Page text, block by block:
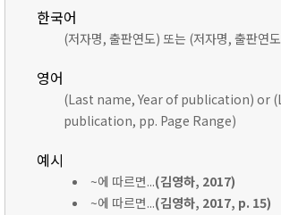
한국어
(저자명, 출판연도) 또는 (저자명, 출판연
영어
(Last name, Year of publication) or
publication, pp. Page Range)
예시
~에 따르면...(김영하, 2017)
~에 따르면...(김영하, 2017, p. 15)